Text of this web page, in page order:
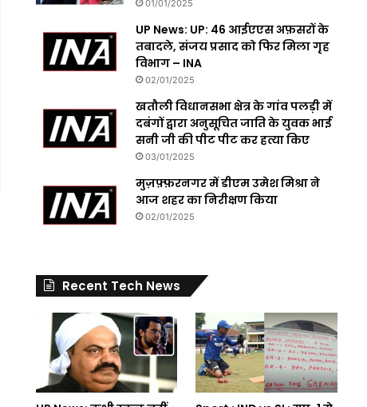
01/01/2025
UP News: UP: 46 आईएएस अफ़सरों के
तबादले, संजय प्रसाद को फिर मिला गृह
विभाग – INA
02/01/2025
खतौली विधानसभा क्षेत्र के गांव पलड़ी में
दबंगों द्वारा अनुसूचित जाति के युवक भाई
सनी जी की पीट पीट कर हत्या किए
03/01/2025
मुज़फ़्फ़रनगर में डीएम उमेश मिश्रा ने
आज शहर का निरीक्षण किया
02/01/2025
Recent Tech News